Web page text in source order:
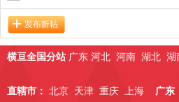
横亘全国分站 广东 河北 河南 湖北 湖
直辖市： 北京 天津 重庆 上海 广东